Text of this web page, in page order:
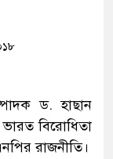
ড. হাছান
বিরোধিতা
রাজনীতি।